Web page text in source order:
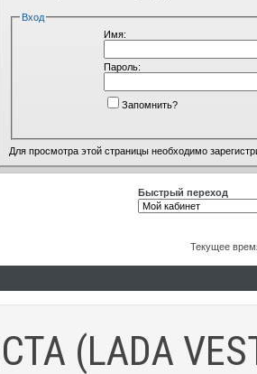
Вход
Имя:
Пароль:
Запомнить?
Для просмотра этой страницы необходимо
Быстрый переход
Текущее
(LADA